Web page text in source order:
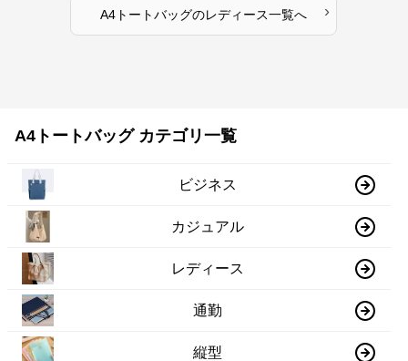
A4トートバッグのレディース一覧へ ›
A4トートバッグ カテゴリ一覧
ビジネス
カジュアル
レディース
通勤
縦型